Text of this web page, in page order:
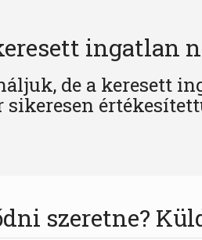
ingatlan
de a keresett
sikeresen
szeretne?